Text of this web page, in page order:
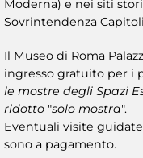
Moderna) e nei siti
Sovrintendenza
Il Museo di Roma
ingresso gratuito per i
le mostre degli Spazi
ridotto "solo mostra".
Eventuali visite
sono a pagamento.